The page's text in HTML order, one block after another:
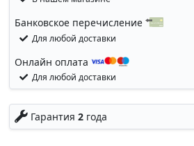
Банковское перечисление
Для любой доставки
Онлайн оплата
Для любой доставки
Гарантия 2года